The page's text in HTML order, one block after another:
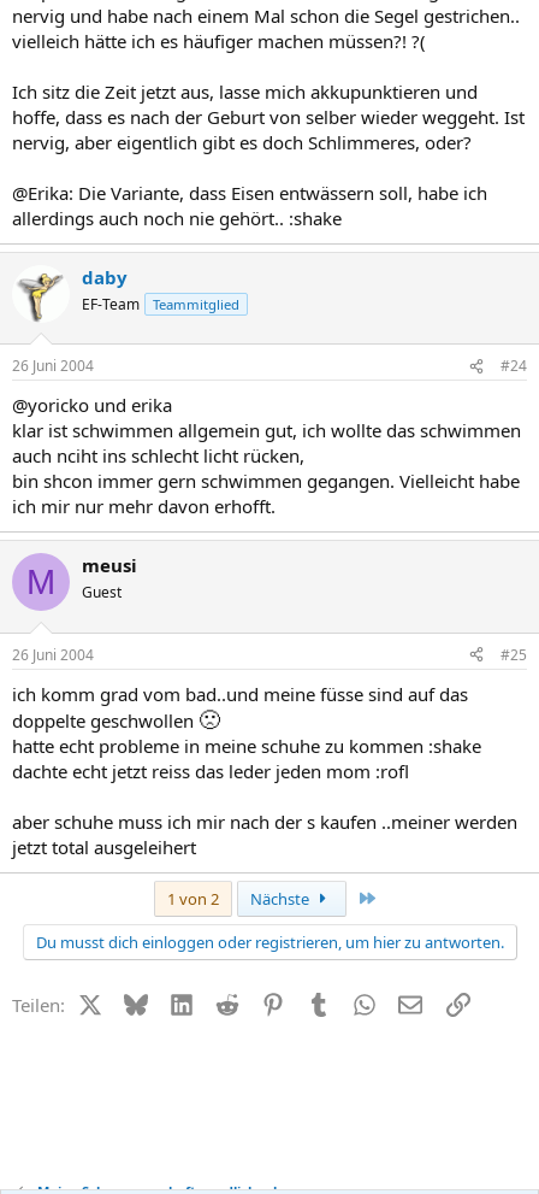
nervig und habe nach einem Mal schon die Segel gestrichen..
vielleich hätte ich es häufiger machen müssen?! ?(
Ich sitz die Zeit jetzt aus, lasse mich akkupunktieren und
hoffe, dass es nach der Geburt von selber wieder weggeht. Ist
nervig, aber eigentlich gibt es doch Schlimmeres, oder?
@Erika: Die Variante, dass Eisen entwässern soll, habe ich
allerdings auch noch nie gehört.. :shake
daby
EF-Team Teammitglied
26 Juni 2004 #24
@yoricko und erika
klar ist schwimmen allgemein gut, ich wollte das schwimmen
auch nciht ins schlecht licht rücken,
bin shcon immer gern schwimmen gegangen. Vielleicht habe
ich mir nur mehr davon erhofft.
M meusi
Guest
26 Juni 2004 #25
ich komm grad vom bad..und meine füsse sind auf das
doppelte geschwollen 🙁
hatte echt probleme in meine schuhe zu kommen :shake
dachte echt jetzt reiss das leder jeden mom :rofl
aber schuhe muss ich mir nach der s kaufen ..meiner werden
jetzt total ausgeleihert
1 von 2 Nächste
Du musst dich einloggen oder registrieren, um hier zu antworten.
Teilen: X (Twitter)
BlueskyLinkedIn
Reddit PinterestTumblr WhatsApp
E-MailLink